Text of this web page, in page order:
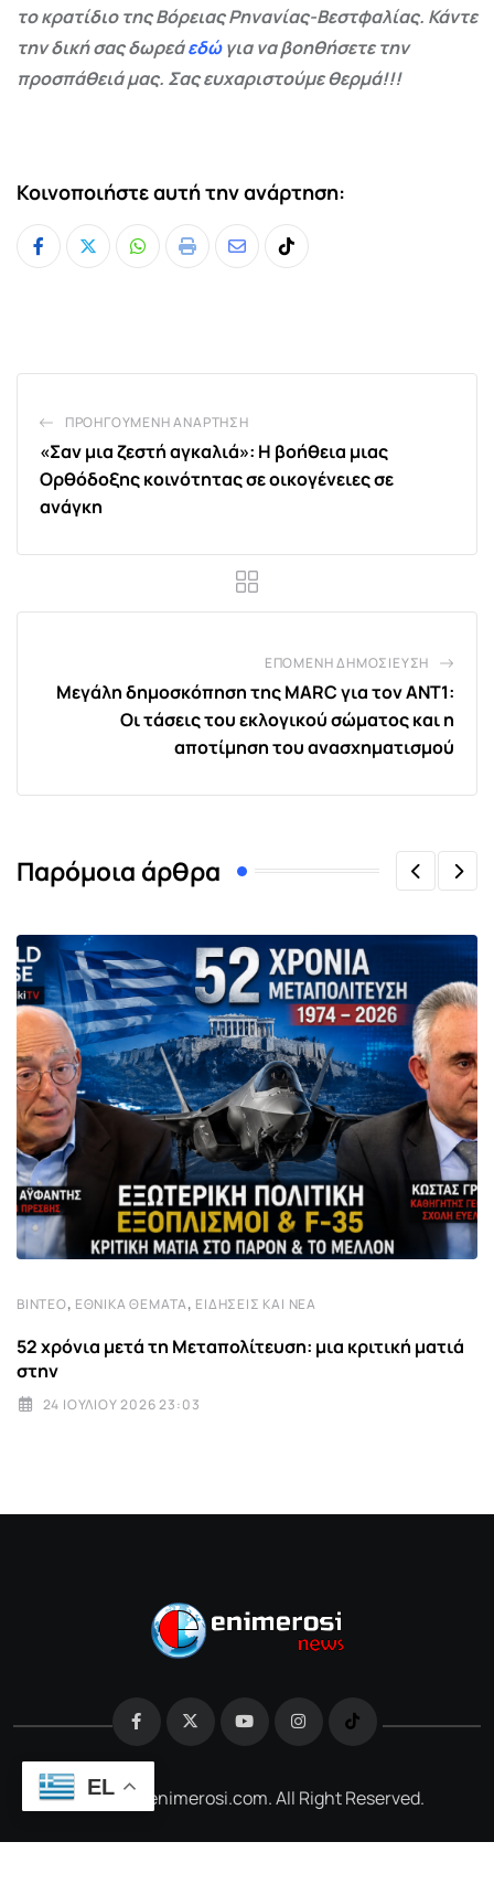
το κρατίδιο της Βόρειας Ρηνανίας-Βεστφαλίας. Κάντε
την δική σας δωρεάεδώγια να βοηθήσετε την
προσπάθειά μας. Σας ευχαριστούμε θερμά!!!
Κοινοποιήστε αυτή την ανάρτηση:
Whatsapp
Print
ShareTiktok
ΠΡΟΗΓΟΎΜΕΝΗ ΑΝΆΡΤΗΣΗ
«Σαν μια ζεστή αγκαλιά»: Η βοήθεια μιας
Ορθόδοξης κοινότητας σε οικογένειες σε
ανάγκη
ΕΠΌΜΕΝΗ ΔΗΜΟΣΊΕΥΣΗ
Μεγάλη δημοσκόπηση της MARC για τον ΑΝΤ1:
Οι τάσεις του εκλογικού σώματος και η
αποτίμηση του ανασχηματισμού
Παρόμοια άρθρα
ΒΊΝΤΕΟ, ΕΘΝΙΚΆ ΘΈΜΑΤΑ, ΕΙΔΉΣΕΙΣ ΚΑΙ ΝΈΑ
52 χρόνια μετά τη Μεταπολίτευση: μια κριτική ματιά
στην
24 ΙΟΥΛΊΟΥ 2026 23:03
@2026 e-enimerosi.com. All Right Reserved.
EL